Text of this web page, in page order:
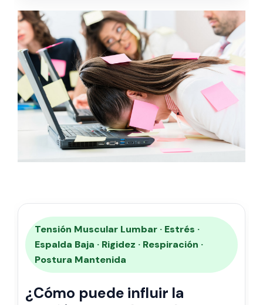
Tensión Muscular Lumbar · Estrés ·
Espalda Baja · Rigidez · Respiración ·
Postura Mantenida
¿Cómo puede influir la